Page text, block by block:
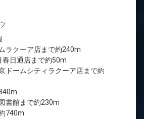
ラクーア店まで約240m
春日通店まで約50m
ドームシティラクーア店まで約
書館まで約230m
740m